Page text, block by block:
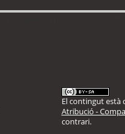
El contingut està
Atribució -
contrari.